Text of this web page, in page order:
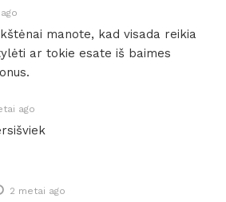
manote, kad visada reikia
ar tokie esate iš baimes
ago
2 metai ago